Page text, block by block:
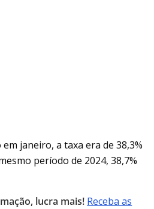
janeiro, a taxa era de 38,3%
período de 2024, 38,7%
lucra mais! Receba as